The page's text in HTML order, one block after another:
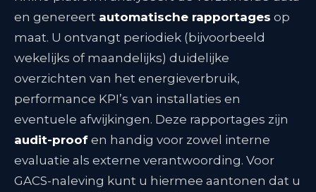
en genereert automatische rapportages op
maat. U ontvangt periodiek (bijvoorbeeld
wekelijks of maandelijks) duidelijke
overzichten van het energieverbruik,
performance KPI’s van installaties en
eventuele afwijkingen. Deze rapportages zijn
audit-proof en handig voor zowel interne
evaluatie als externe verantwoording. Voor
GACS-naleving kunt u hiermee aantonen dat u